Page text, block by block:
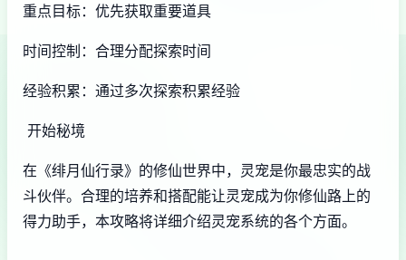
重点目标：优先获取重要道具
时间控制：合理分配探索时间
经验积累：通过多次探索积累经验
开始秘境
在《绯月仙行录》的修仙世界中，灵宠是你最忠实的战
斗伙伴。合理的培养和搭配能让灵宠成为你修仙路上的
得力助手，本攻略将详细介绍灵宠系统的各个方面。